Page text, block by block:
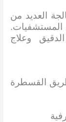
العديد من
المستشفيات.
وعلاج
القسطرة